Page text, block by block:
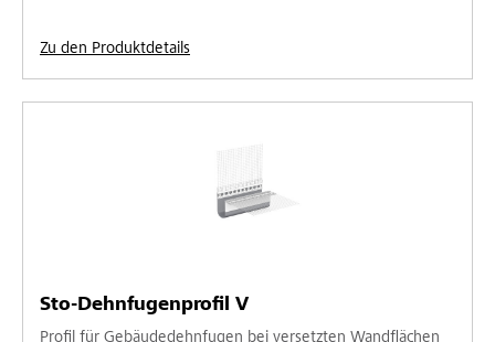
Zu den Produktdetails
Sto-Dehnfugenprofil V
Profil für Gebäudedehnfugen bei versetzten Wandflächen